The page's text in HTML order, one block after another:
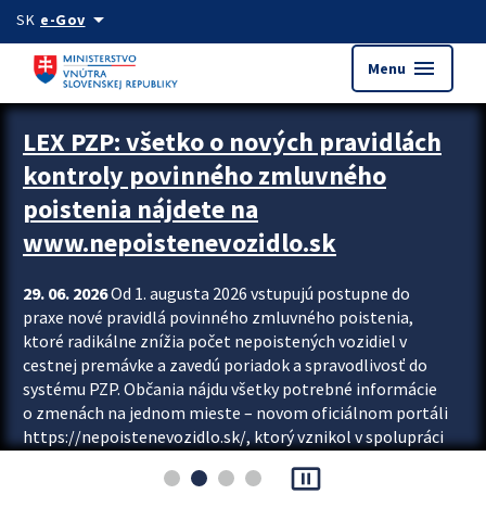
Preskocit na hlavný obsah
SK e-Govarrow_drop_down
Menu menu
Zastavit automatický posun upútavok
LEX PZP: všetko o nových pravidlách
kontroly povinného zmluvného
poistenia nájdete na
www.nepoistenevozidlo.sk
29. 06. 2026Od 1. augusta 2026 vstupujú postupne do
praxe nové pravidlá povinného zmluvného poistenia,
ktoré radikálne znížia počet nepoistených vozidiel v
cestnej premávke a zavedú poriadok a spravodlivosť do
systému PZP. Občania nájdu všetky potrebné informácie
o zmenách na jednom mieste – novom oficiálnom portáli
https://nepoistenevozidlo.sk/, ktorý vznikol v spolupráci
asociácie poisťovní (SLASPO) a Ministerstva vnútra SR.
pause_presentation